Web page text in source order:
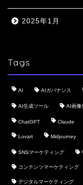
2025年1月
Tags
AI AIガバナンス
AI生成ツール AI画像
ChatGPT Claude
Lovart Midjourney
SNSマーケティング
コンテンツマーケティング
デジタルマーケティング